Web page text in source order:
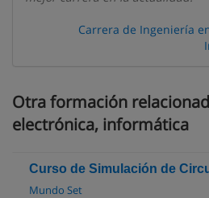
Carrera de Ingeniería
Otra formación
electrónica, informática
Curso de Simulación de
Mundo Set